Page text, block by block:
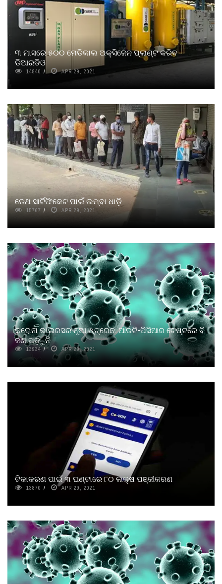
୩ ମାସରେ ୫୦୦ ମେଡିକାଲ ଅକ୍ସିଜେନ ପ୍ଲାଣ୍ଟ କରିବ
ଡିଆରଡିଓ
14840 APR 29, 2021
ଡେଥ ସାର୍ଟିଫିକେଟ ପାଇଁ ଲମ୍ବା ଧାଡ଼ି
15767 APR 29, 2021
କରୋନା ଭାଇରସର ନୂଆ ଷ୍ଟ୍ରେନ: ଆରଟି-ପିସିଆର ଟେଷ୍ଟରେ ବି
ଜଣାପଡ଼ୁନି
13934 APR 29, 2021
ଟିକାକରଣ ପାଇଁ ୩ ଘଣ୍ଟାରେ ୮୦ ଲକ୍ଷ ପଞ୍ଜୀକରଣ
13870 APR 29, 2021